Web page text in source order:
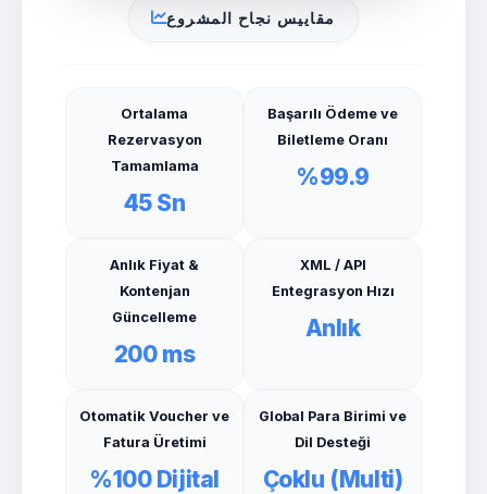
مقاييس نجاح المشروع
Ortalama
Rezervasyon
Tamamlama
45 Sn
Başarılı Ödeme ve
Biletleme Oranı
%99.9
Anlık Fiyat &
Kontenjan
Güncelleme
200 ms
XML / API
Entegrasyon Hızı
Anlık
Otomatik Voucher ve
Fatura Üretimi
%100 Dijital
Global Para Birimi ve
Dil Desteği
Çoklu (Multi)